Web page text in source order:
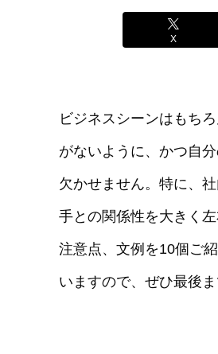
X
ビジネスシーンはもち
がないように、かつ自
欠かせません。特に、
手との関係性を大きく
注意点、文例を10個ご
いますので、ぜひ最後ま